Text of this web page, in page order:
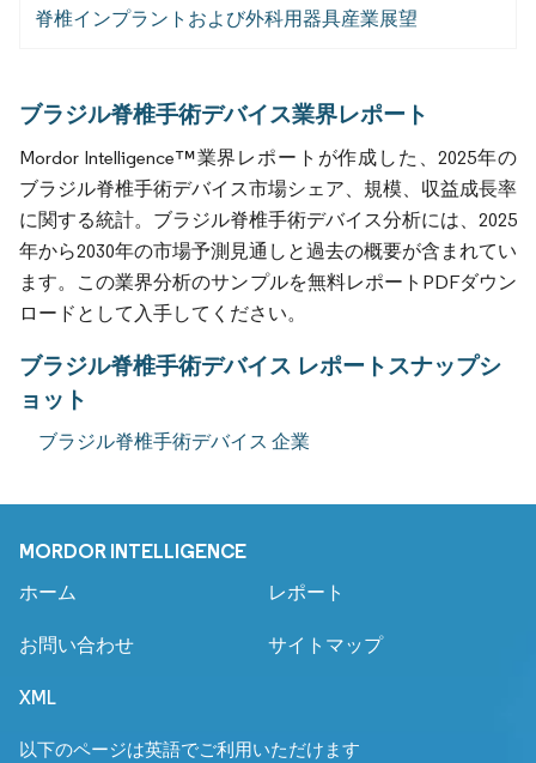
脊椎インプラントおよび外科用器具産業展望
ブラジル脊椎手術デバイス業界レポート
Mordor Intelligence™業界レポートが作成した、2025年の
ブラジル脊椎手術デバイス市場シェア、規模、収益成長率
に関する統計。ブラジル脊椎手術デバイス分析には、2025
年から2030年の市場予測見通しと過去の概要が含まれてい
ます。この業界分析のサンプルを無料レポートPDFダウン
ロードとして入手してください。
ブラジル脊椎手術デバイス レポートスナップシ
ョット
ブラジル脊椎手術デバイス 企業
MORDOR INTELLIGENCE
ホーム レポート
お問い合わせ サイトマップ
XML
以下のページは英語でご利用いただけます